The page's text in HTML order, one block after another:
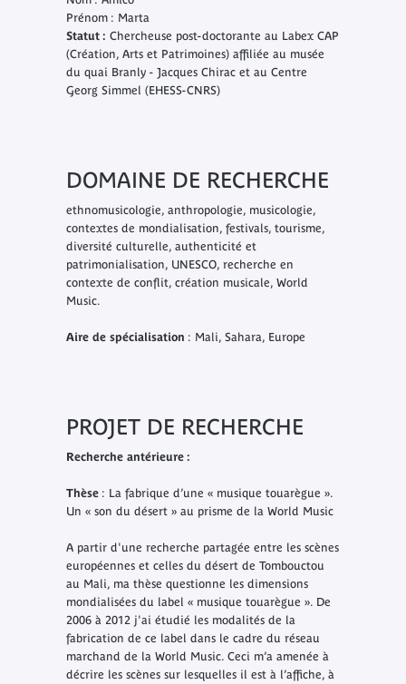
Prénom : Marta
Statut : Chercheuse post-doctorante au Labex CAP
(Création, Arts et Patrimoines) affiliée au musée
du quai Branly - Jacques Chirac et au Centre
Georg Simmel (EHESS-CNRS)
DOMAINE DE RECHERCHE
ethnomusicologie, anthropologie, musicologie,
contextes de mondialisation, festivals, tourisme,
diversité culturelle, authenticité et
patrimonialisation, UNESCO, recherche en
contexte de conflit, création musicale, World
Music.
Aire de spécialisation : Mali, Sahara, Europe
PROJET DE RECHERCHE
Recherche antérieure :
Thèse: La fabrique d’une « musique touarègue ».
Un « son du désert » au prisme de la World Music
A partir d'une recherche partagée entre les scènes
européennes et celles du désert de Tombouctou
au Mali, ma thèse questionne les dimensions
mondialisées du label « musique touarègue ». De
2006 à 2012 j'ai étudié les modalités de la
fabrication de ce label dans le cadre du réseau
marchand de la World Music. Ceci m’a amenée à
décrire les scènes sur lesquelles il est à l’affiche, à